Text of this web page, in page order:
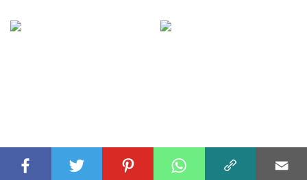
ΕΚΔΗΛΏΣΕΙΣ 02 Δεκ 2024
ΚΟΙΝΩΝΙΚΈΣ ΕΠΙΣΤΉΜΕΣ
02 Δεκ 2024